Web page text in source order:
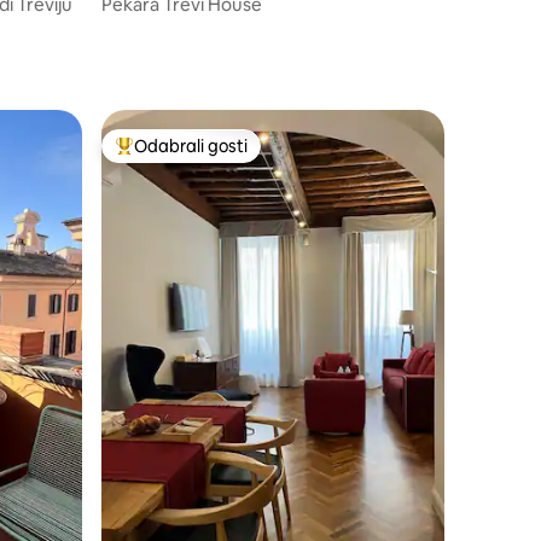
„Odabrali gosti”Među najviše rangiranima s oznakom „Odabrali gosti”
Odabrali gosti